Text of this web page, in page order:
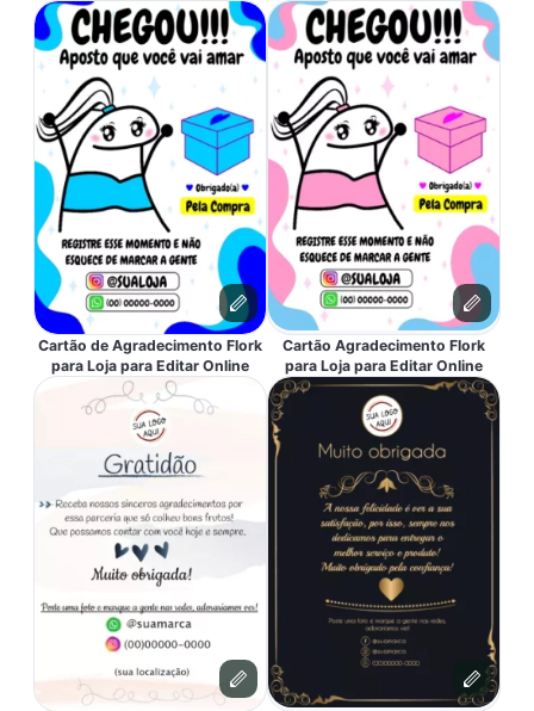
Cartão de Agradecimento Flork
para Loja para Editar Online
Cartão Agradecimento Flork
para Loja para Editar Online